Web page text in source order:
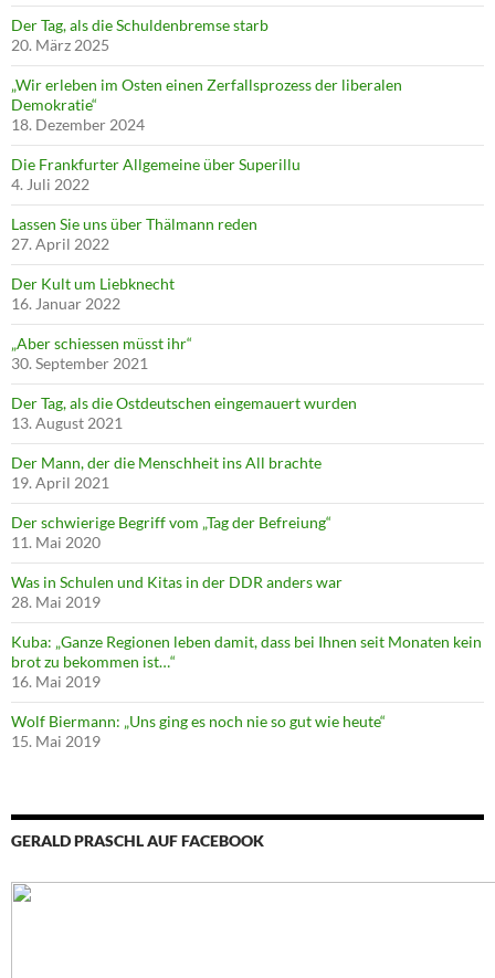
Der Tag, als die Schuldenbremse starb
20. März 2025
„Wir erleben im Osten einen Zerfallsprozess der liberalen
Demokratie“
18. Dezember 2024
Die Frankfurter Allgemeine über Superillu
4. Juli 2022
Lassen Sie uns über Thälmann reden
27. April 2022
Der Kult um Liebknecht
16. Januar 2022
„Aber schiessen müsst ihr“
30. September 2021
Der Tag, als die Ostdeutschen eingemauert wurden
13. August 2021
Der Mann, der die Menschheit ins All brachte
19. April 2021
Der schwierige Begriff vom „Tag der Befreiung“
11. Mai 2020
Was in Schulen und Kitas in der DDR anders war
28. Mai 2019
Kuba: „Ganze Regionen leben damit, dass bei Ihnen seit Monaten kein
brot zu bekommen ist…“
16. Mai 2019
Wolf Biermann: „Uns ging es noch nie so gut wie heute“
15. Mai 2019
GERALD PRASCHL AUF FACEBOOK